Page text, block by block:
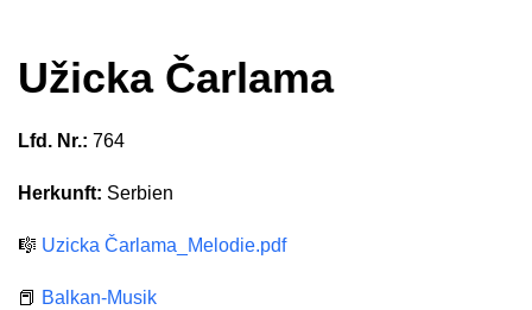
Užicka Čarlama
Lfd. Nr.: 764
Herkunft: Serbien
🎼 Uzicka Čarlama_Melodie.pdf
📕 Balkan-Musik